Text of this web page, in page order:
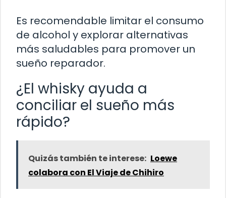
Es recomendable limitar el consumo
de alcohol y explorar alternativas
más saludables para promover un
sueño reparador.
¿El whisky ayuda a
conciliar el sueño más
rápido?
Quizás también te interese: Loewe
colabora con El Viaje de Chihiro